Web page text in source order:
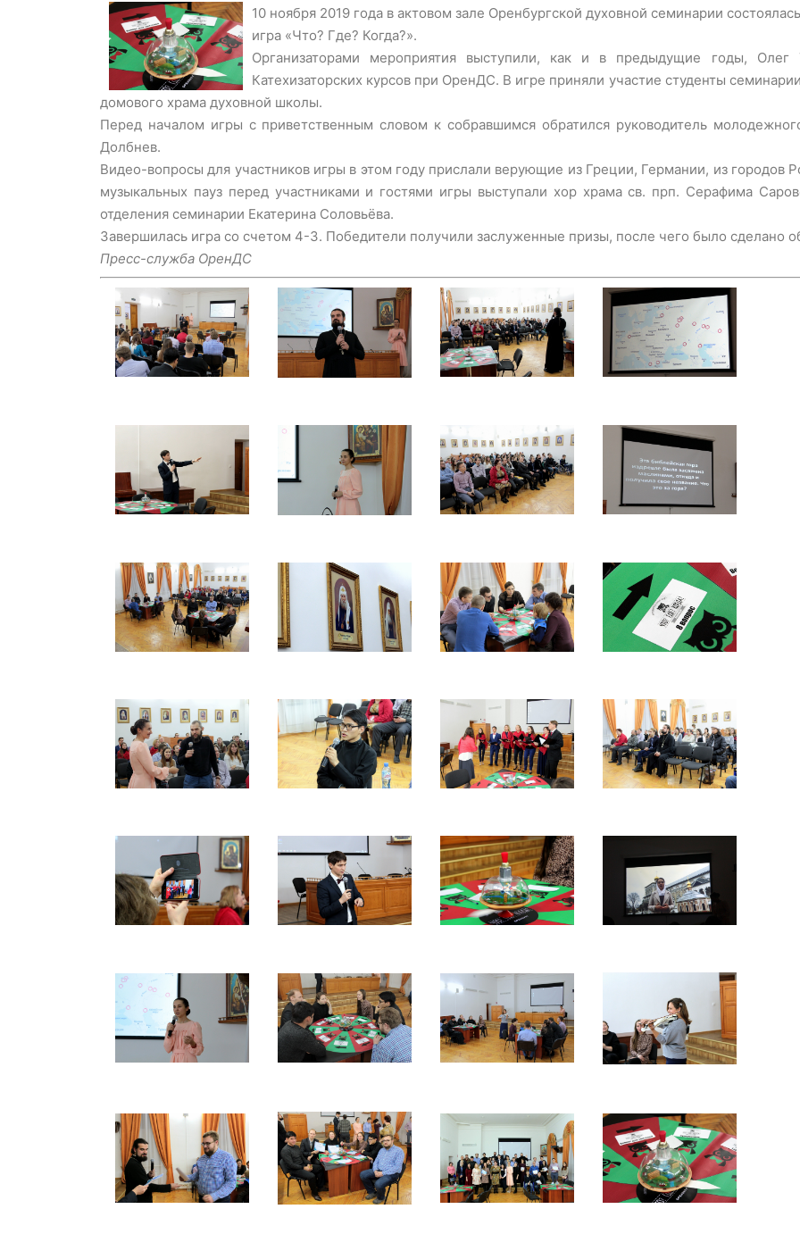
10 ноября 2019 года в актовом зале Оренбургской духовной семинарии
игра «Что? Где? Когда?».
Организаторами мероприятия выступили, как и в предыдущие годы, Олег
Катехизаторских курсов при ОренДС. В игре приняли участие студенты
домового храма духовной школы.
Перед началом игры с приветственным словом к собравшимся обратился руководитель
Долбнев.
Видео-вопросы для участников игры в этом году прислали верующие из Греции, Германии, из городов
музыкальных пауз перед участниками и гостями игры выступали хор храма св. прп. Серафима
отделения семинарии Екатерина Соловьёва.
Завершилась игра со счетом 4-3. Победители получили заслуженные призы, после чего было сделано
Пресс-служба ОренДС